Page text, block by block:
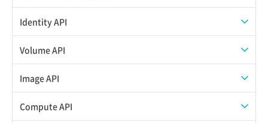
APIでVPSにISOイメージを挿入する
APIでVPSを作成する
APIユーザーを作成する
API情報を確認する
Identity API
Credential一覧取得
Credential作成
Credential削除
Volume API
スナップショット一覧取得
スナップショット作成
Image API
ISOイメージアップロード
Compute API